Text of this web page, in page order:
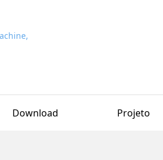
Download Projeto